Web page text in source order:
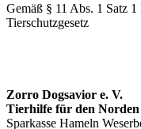
Gemäß § 11 Abs. 1 Satz
Tierschutzgesetz
Zorro Dogsavior e. V.
Tierhilfe für den Norden
Sparkasse Hameln